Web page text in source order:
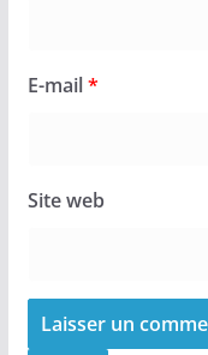
E-mail*
Site web